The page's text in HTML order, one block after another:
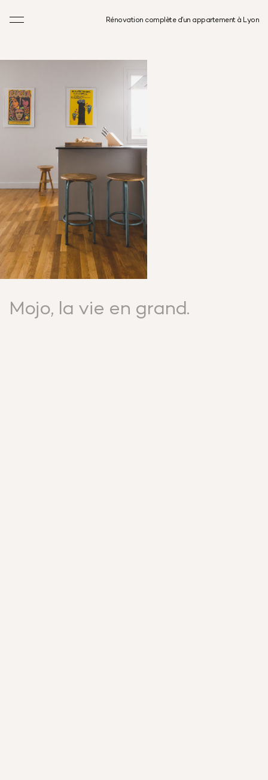
Rénovation complète d’un appartement à Lyon
Mojo, la vie en grand.